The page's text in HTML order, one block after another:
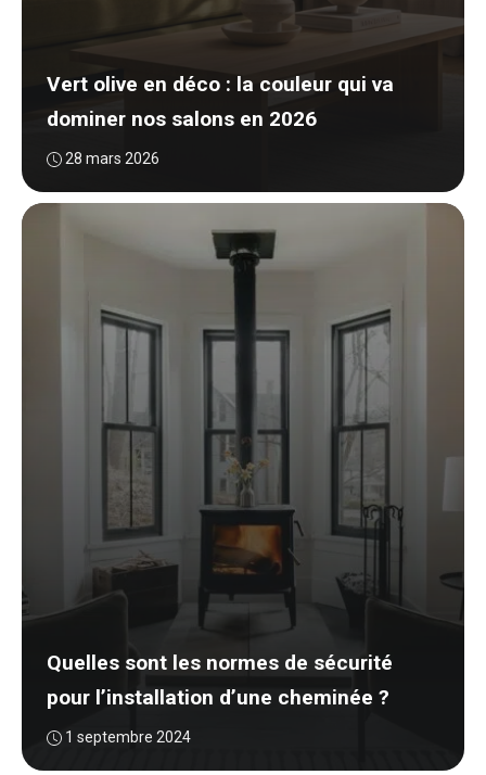
Vert olive en déco : la couleur qui va
dominer nos salons en 2026
28 mars 2026
Quelles sont les normes de sécurité
pour l’installation d’une cheminée ?
1 septembre 2024